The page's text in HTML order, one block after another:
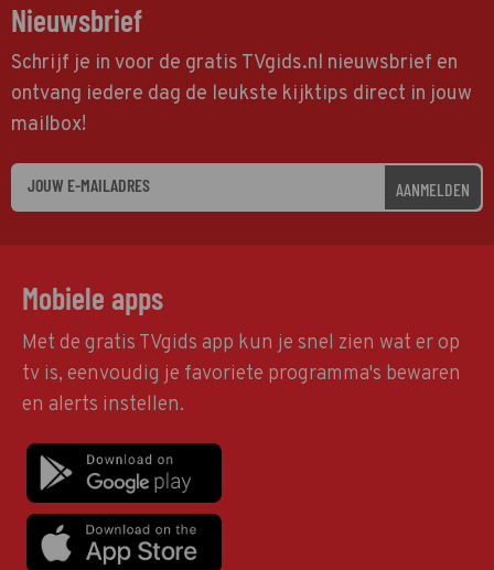
Nieuwsbrief
Schrijf je in voor de gratis TVgids.nl nieuwsbrief en
ontvang iedere dag de leukste kijktips direct in jouw
mailbox!
AANMELDEN
Mobiele apps
Met de gratis TVgids app kun je snel zien wat er op
tv is, eenvoudig je favoriete programma's bewaren
en alerts instellen.